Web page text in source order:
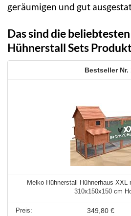
geräumigen und gut
Das sind die
Hühnerstall Sets
Melko Hühnerstall Hühnerhaus
310x150x150 cm
349,80 €